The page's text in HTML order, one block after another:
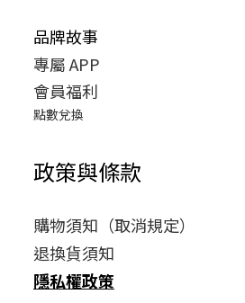
品牌故事
專屬 APP
會員福利
點數兌換
政策與條款
購物須知（取消規定）
退換貨須知
隱私權政策